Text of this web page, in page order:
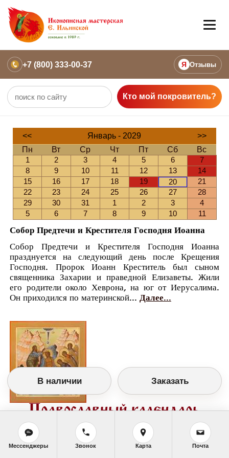
+7 (800) 333-00-37 Я Отзывы
Кто мой покровитель?
<< Январь - 2029
>>
Пн
Вт Ср Чт Пт Сб
Вс
1
2 3 4 5 6
7
8
9 10 11 12 13
14
15
16 17 18 19 20
21
22
23 24 25 26 27
28
29
30 31 1 2 3
4
5
6 7 8 9 10 11
Собор Предтечи и Крестителя Господня Иоанна
Собор Предтечи и Крестителя Господня Иоанна
празднуется на следующий день после Крещения
Господня. Пророк Иоанн Креститель был сыном
священника Захарии и праведной Елизаветы. Жили
его родители около Хеврона, на юг от Иерусалима.
Он приходился по материнской... Далее...
Православный календарь
<<Суббота, 20 Января (7 Января по старому
стилю)
>>
В наличии Заказать
Мессенджеры Звонок Карта Почта